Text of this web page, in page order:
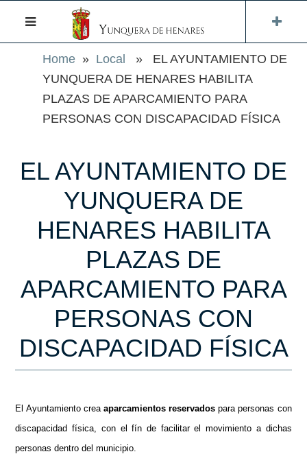
Home » Local
» EL AYUNTAMIENTO DE
YUNQUERA DE HENARES HABILITA
PLAZAS DE APARCAMIENTO PARA
PERSONAS CON DISCAPACIDAD FÍSICA
EL AYUNTAMIENTO DE
YUNQUERA DE
HENARES HABILITA
PLAZAS DE
APARCAMIENTO PARA
PERSONAS CON
DISCAPACIDAD FÍSICA
El Ayuntamiento crea aparcamientos reservados para personas con
discapacidad física, con el fín de facilitar el movimiento a dichas
personas dentro del municipio.